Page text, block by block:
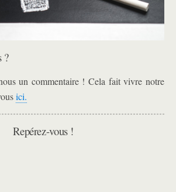
?
un commentaire ! Cela fait vivre notre
ici.
Repérez-vous !